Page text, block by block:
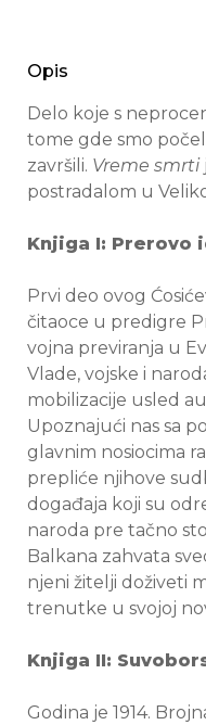
Opis
Delo koje s
tome gde smo
završili. Vreme smrti
postradalom u
Knjiga I: Prerovo
Prvi deo ovog
čitaoce u predigre
vojna previranja u
Vlade, vojske i
mobilizacije usled
Upoznajući nas sa
glavnim nosiocima
prepliće njihove
događaja koji su
naroda pre tačno
Balkana zahvata
njeni žitelji doživeti
trenutke u svojoj
Knjiga II:
Godina je 1914.